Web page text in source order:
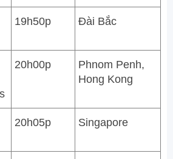
19h50p Đài Bắc
20h00p
Phnom Penh,
Hong Kong
20h05p Singapore